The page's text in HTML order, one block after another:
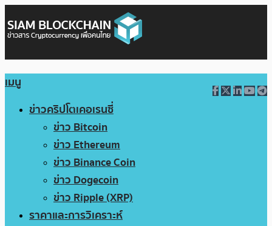
เมนู
ข่าวคริปโตเคอเรนซี่
ข่าว Bitcoin
ข่าว Ethereum
ข่าว Binance Coin
ข่าว Dogecoin
ข่าว Ripple (XRP)
ราคาและการวิเคราะห์